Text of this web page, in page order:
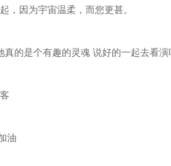
，因为宇宙温柔，而您更甚。
的是个有趣的灵魂 说好的一起去看演
油